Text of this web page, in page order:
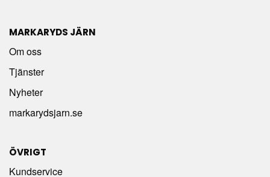
MARKARYDS JÄRN
Om oss
Tjänster
Nyheter
markarydsjarn.se
ÖVRIGT
Kundservice